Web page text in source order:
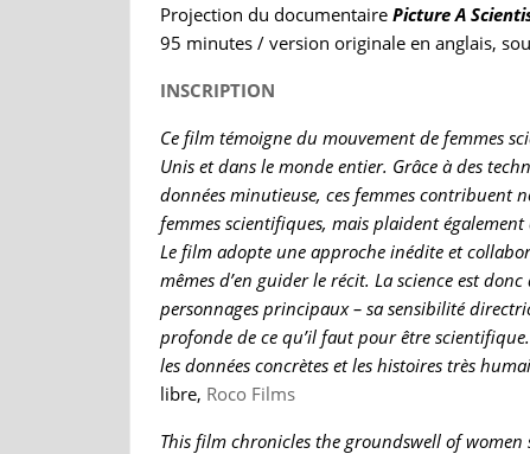
Projection du documentaire Picture A
95 minutes / version originale en anglais,
INSCRIPTION
Ce film témoigne du mouvement de femmes
Unis et dans le monde entier. Grâce à des
données minutieuse, ces femmes contribuent
femmes scientifiques, mais plaident
Le film adopte une approche inédite et
mêmes d’en guider le récit. La science est
personnages principaux – sa sensibilité
profonde de ce qu’il faut pour être
les données concrètes et les histoires très
libre, Roco Films
This film chronicles the groundswell of